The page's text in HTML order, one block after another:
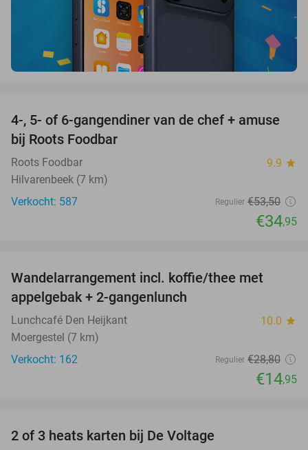
35%
4-, 5- of 6-gangendiner van de chef + amuse
bij Roots Foodbar
Roots Foodbar 9.9 star
Hilvarenbeek (7 km)
Verkocht: 587
Regulier €53,50
€34,95
Wandelarrangement incl. koffie/thee met
appelgebak + 2-gangenlunch
Lunchcafé Den Heijkant 10.0 star
Moergestel (7 km)
Verkocht: 162
Regulier €28,80
€14,95
2 of 3 heats karten bij De Voltage